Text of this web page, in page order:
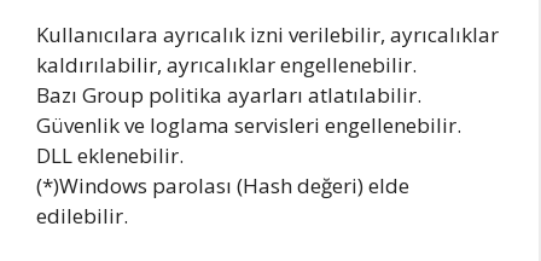
Kullanıcılara ayrıcalık izni verilebilir, ayrıcalıklar
kaldırılabilir, ayrıcalıklar engellenebilir.
Bazı Group politika ayarları atlatılabilir.
Güvenlik ve loglama servisleri engellenebilir.
DLL eklenebilir.
(*)Windows parolası (Hash değeri) elde
edilebilir.